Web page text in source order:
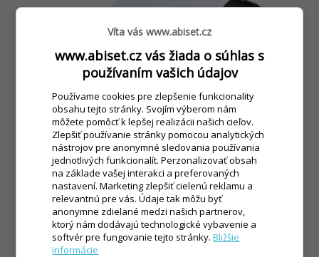
Technické parametre
Víta vás www.abiset.cz
www.abiset.cz vás žiada o súhlas s
používaním vašich údajov
Používame cookies pre zlepšenie funkcionality
obsahu tejto stránky. Svojím výberom nám
môžete pomôcť k lepšej realizácii našich cieľov.
Zlepšiť používanie stránky pomocou analytických
nástrojov pre anonymné sledovania používania
jednotlivých funkcionalít. Perzonalizovať obsah
na základe vašej interakci a preferovaných
nastavení. Marketing zlepšiť cielenú reklamu a
relevantnú pre vás. Údaje tak môžu byť
anonymne zdielané medzi našich partnerov,
ktorý nám dodávajú technologické vybavenie a
softvér pre fungovanie tejto stránky.Bližšie
informácie